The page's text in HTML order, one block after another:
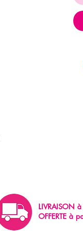
LIVRAISON
OFFERTE à